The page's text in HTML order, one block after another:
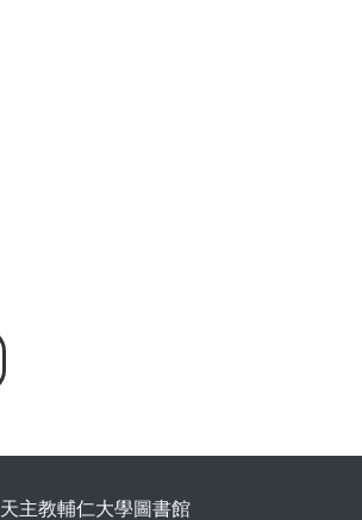
天主教輔仁大學圖書館